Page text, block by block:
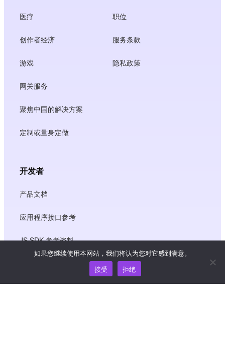
医疗
创作者经济
游戏
网关服务
聚焦中国的解决方案
定制或量身定做
职位
服务条款
隐私政策
开发者
产品文档
应用程序接口参考
JS SDK 参考资料
如果您继续使用本网站，我们将认为您对它感到满意。
接受
拒绝